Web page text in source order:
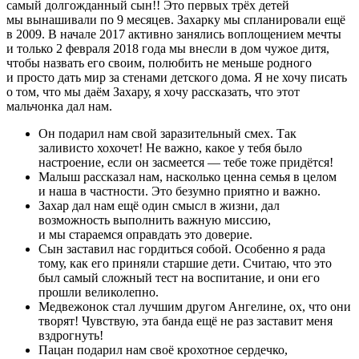
самый долгожданный сын!! Это первых трёх детей
мы вынашивали по 9 месяцев. Захарку мы спланировали ещё
в 2009. В начале 2017 активно занялись воплощением мечты
и только 2 февраля 2018 года мы внесли в дом чужое дитя,
чтобы назвать его своим, полюбить не меньше родного
и просто дать мир за стенами детского дома. Я не хочу писать
о том, что мы даём Захару, я хочу рассказать, что этот
мальчонка дал нам.
Он подарил нам свой заразительный смех. Так
заливисто хохочет! Не важно, какое у тебя было
настроение, если он засмеется — тебе тоже придётся!
Малыш рассказал нам, насколько ценна семья в целом
и наша в частности. Это безумно приятно и важно.
Захар дал нам ещё один смысл в жизни, дал
возможность выполнить важную миссию,
и мы стараемся оправдать это доверие.
Сын заставил нас гордиться собой. Особенно я рада
тому, как его приняли старшие дети. Считаю, что это
был самый сложный тест на воспитание, и они его
прошли великолепно.
Медвежонок стал лучшим другом Ангелине, ох, что они
творят! Чувствую, эта банда ещё не раз заставит меня
вздрогнуть!
Пацан подарил нам своё крохотное сердечко,